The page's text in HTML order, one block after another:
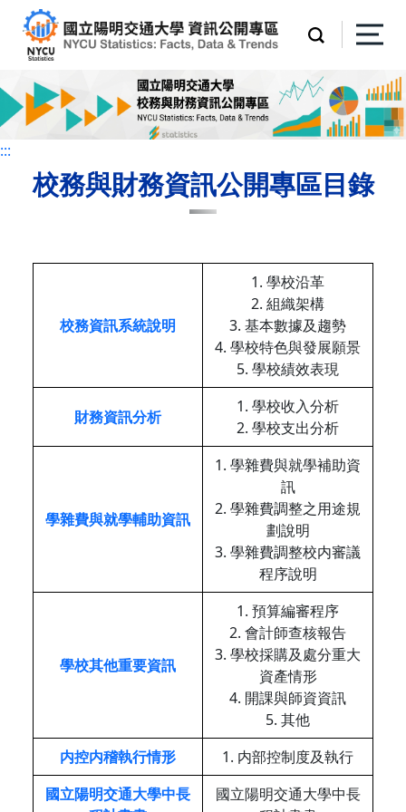
:::
校務與財務資訊公開專區目錄
校務資訊系統說明
1. 學校沿革
2. 組織架構
3. 基本數據及趨勢
4. 學校特色與發展願景
5. 學校績效表現
財務資訊分析
1. 學校收入分析
2. 學校支出分析
學雜費與就學輔助資訊
1. 學雜費與就學補助資
訊
2. 學雜費調整之用途規
劃說明
3. 學雜費調整校内審議
程序說明
學校其他重要資訊
1. 預算編審程序
2. 會計師查核報告
3. 學校採購及處分重大
資產情形
4. 開課與師資資訊
5. 其他
内控内稽執行情形
1. 内部控制度及執行
國立陽明交通大學中長
國立陽明交通大學中長